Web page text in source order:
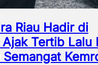
Riau Hadir di
Tertib Lalu